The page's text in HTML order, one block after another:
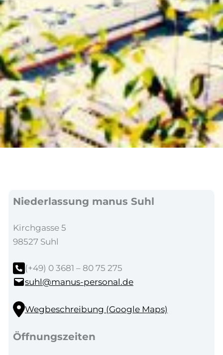
Niederlassung manus Suhl
Kirchgasse 5
98527 Suhl
(+49) 0 3681 – 80 75 275
suhl@manus-personal.de
Wegbeschreibung (Google Maps)
Öffnungszeiten